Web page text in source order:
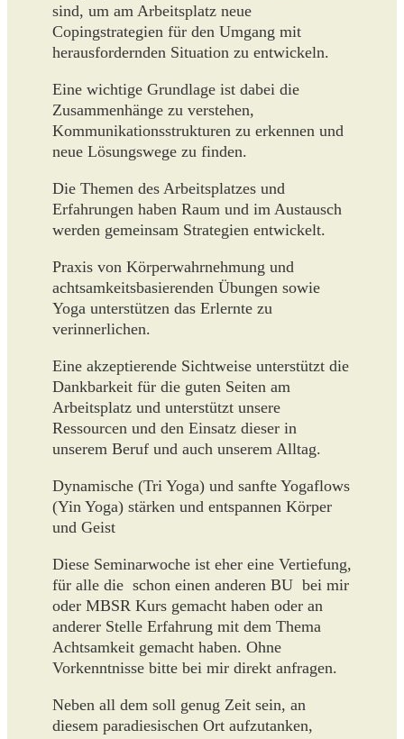
sind, um am Arbeitsplatz neue
Copingstrategien für den Umgang mit
herausfordernden Situation zu entwickeln.
Eine wichtige Grundlage ist dabei die
Zusammenhänge zu verstehen,
Kommunikationsstrukturen zu erkennen und
neue Lösungswege zu finden.
Die Themen des Arbeitsplatzes und
Erfahrungen haben Raum und im Austausch
werden gemeinsam Strategien entwickelt.
Praxis von Körperwahrnehmung und
achtsamkeitsbasierenden Übungen sowie
Yoga unterstützen das Erlernte zu
verinnerlichen.
Eine akzeptierende Sichtweise unterstützt die
Dankbarkeit für die guten Seiten am
Arbeitsplatz und unterstützt unsere
Ressourcen und den Einsatz dieser in
unserem Beruf und auch unserem Alltag.
Dynamische (Tri Yoga) und sanfte Yogaflows
(Yin Yoga) stärken und entspannen Körper
und Geist
Diese Seminarwoche ist eher eine Vertiefung,
für alle die schon einen anderen BU bei mir
oder MBSR Kurs gemacht haben oder an
anderer Stelle Erfahrung mit dem Thema
Achtsamkeit gemacht haben. Ohne
Vorkenntnisse bitte bei mir direkt anfragen.
Neben all dem soll genug Zeit sein, an
diesem paradiesischen Ort aufzutanken,